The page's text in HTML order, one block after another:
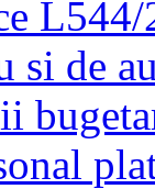
L544/
si de